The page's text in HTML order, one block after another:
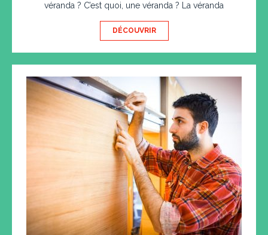
véranda ? C’est quoi, une véranda ? La véranda
DÉCOUVRIR